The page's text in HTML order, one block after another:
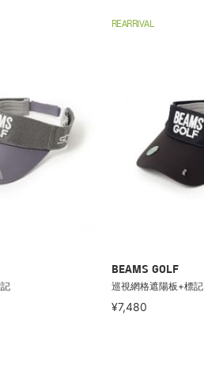
REARRIVAL
BEAMS GOLF
巡視網格遮陽板+標記
¥7,480